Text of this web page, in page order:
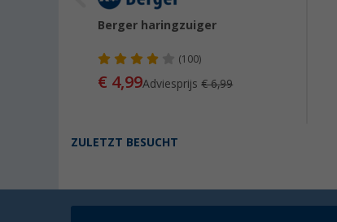
Berger haringzuiger
(100)
€ 4,99Adviesprijs€ 6,99
ZULETZT BESUCHT